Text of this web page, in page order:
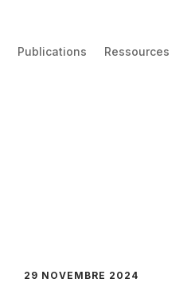
Publications Ressources
29 NOVEMBRE 2024